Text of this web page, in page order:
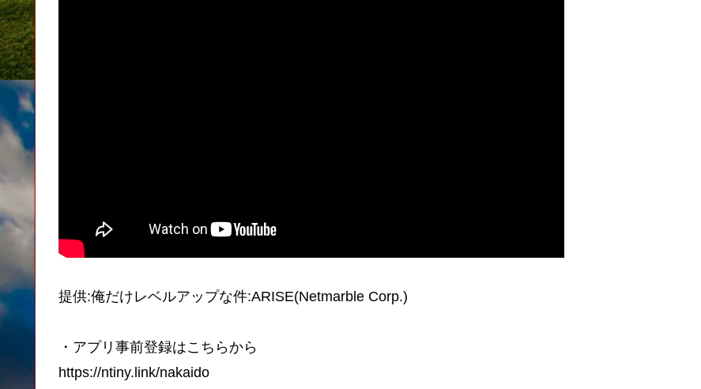
提供:俺だけレベルアップな件:ARISE(Netmarble Corp.)
・アプリ事前登録はこちらから
https://ntiny.link/nakaido